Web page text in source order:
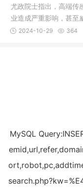
尤政院士指出，高端传
业造成严重影响，甚至
2024-10-29 364
MySQL